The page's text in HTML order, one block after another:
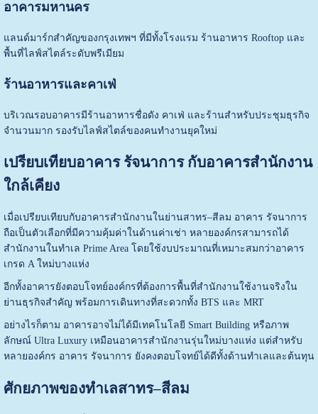
อาคารมหานคร
แลนด์มาร์กสำคัญของกรุงเทพฯ ที่มีทั้งโรงแรม ร้านอาหาร Rooftop และ
พื้นที่ไลฟ์สไตล์ระดับพรีเมียม
ร้านอาหารและคาเฟ่
บริเวณรอบอาคารมีร้านอาหารชื่อดัง คาเฟ่ และร้านสำหรับประชุมธุรกิจ
จำนวนมาก รองรับไลฟ์สไตล์ของคนทำงานยุคใหม่
เปรียบเทียบอาคาร รัจนาการ กับอาคารสำนักงาน
ใกล้เคียง
เมื่อเปรียบเทียบกับอาคารสำนักงานในย่านสาทร–สีลม อาคาร รัจนาการ
ถือเป็นตัวเลือกที่มีความคุ้มค่าในด้านค่าเช่า หลายองค์กรสามารถได้
สำนักงานในทำเล Prime Area โดยใช้งบประมาณที่เหมาะสมกว่าอาคาร
เกรด A ใหม่บางแห่ง
อีกทั้งอาคารยังตอบโจทย์องค์กรที่ต้องการพื้นที่สำนักงานใช้งานจริงใน
ย่านธุรกิจสำคัญ พร้อมการเดินทางที่สะดวกทั้ง BTS และ MRT
อย่างไรก็ตาม อาคารอาจไม่ได้มีเทคโนโลยี Smart Building หรือภาพ
ลักษณ์ Ultra Luxury เหมือนอาคารสำนักงานรุ่นใหม่บางแห่ง แต่สำหรับ
หลายองค์กร อาคาร รัจนาการ ยังคงตอบโจทย์ได้ดีทั้งด้านทำเลและต้นทุน
ศักยภาพของทำเลสาทร–สีลม